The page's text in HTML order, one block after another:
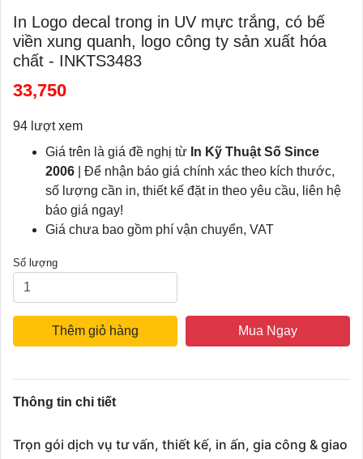
In Logo decal trong in UV mực trắng, có bế
viền xung quanh, logo công ty sản xuất hóa
chất - INKTS3483
33,750
94 lượt xem
Giá trên là giá đề nghị từ In Kỹ Thuật Số Since
2006 | Để nhận báo giá chính xác theo kích thước,
số lượng cần in, thiết kế đặt in theo yêu cầu, liên hệ
báo giá ngay!
Giá chưa bao gồm phí vận chuyển, VAT
Số lượng
Thêm giỏ hàng Mua Ngay
Thông tin chi tiết
Trọn gói dịch vụ tư vấn, thiết kế, in ấn, gia công & giao